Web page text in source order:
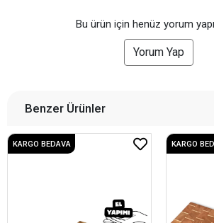
Bu ürün için henüz yorum
Yorum Yap
Benzer Ürünler
KARGO BEDAVA KARGO